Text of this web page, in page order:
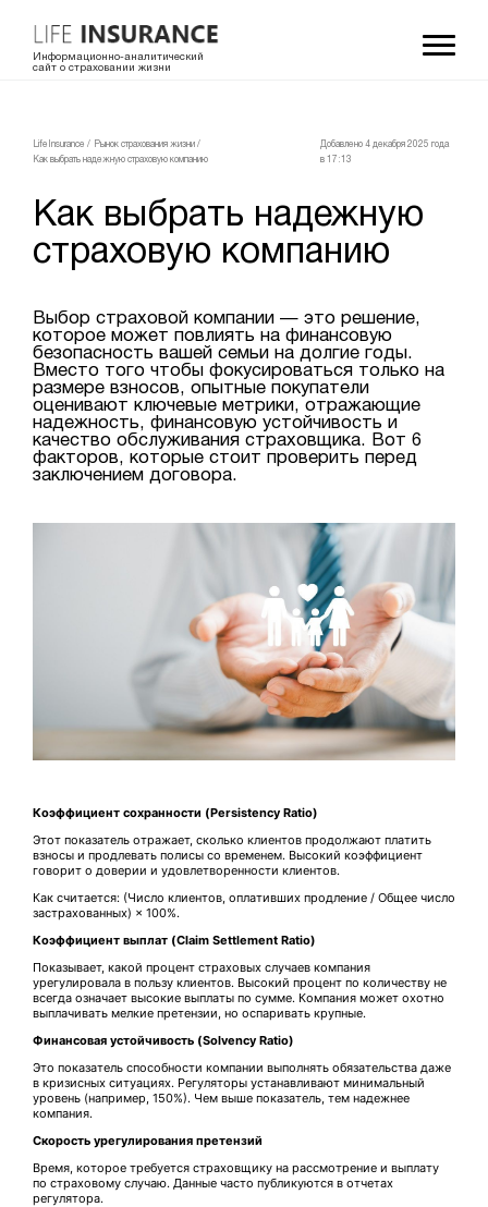
Информационно-аналитический
сайт о страховании жизни
LifeInsurance / Рынок страхования жизни /
Как выбрать надежную страховую компанию
Добавлено 4 декабря 2025 года
в 17:13
Как выбрать надежную
страховую компанию
Выбор страховой компании — это решение,
которое может повлиять на финансовую
безопасность вашей семьи на долгие годы.
Вместо того чтобы фокусироваться только на
размере взносов, опытные покупатели
оценивают ключевые метрики, отражающие
надежность, финансовую устойчивость и
качество обслуживания страховщика. Вот 6
факторов, которые стоит проверить перед
заключением договора.
Коэффициент сохранности (Persistency Ratio)
Этот показатель отражает, сколько клиентов продолжают платить
взносы и продлевать полисы со временем. Высокий коэффициент
говорит о доверии и удовлетворенности клиентов.
Как считается: (Число клиентов, оплативших продление / Общее число
застрахованных) × 100%.
Коэффициент выплат (Claim Settlement Ratio)
Показывает, какой процент страховых случаев компания
урегулировала в пользу клиентов. Высокий процент по количеству не
всегда означает высокие выплаты по сумме. Компания может охотно
выплачивать мелкие претензии, но оспаривать крупные.
Финансовая устойчивость (Solvency Ratio)
Это показатель способности компании выполнять обязательства даже
в кризисных ситуациях. Регуляторы устанавливают минимальный
уровень (например, 150%). Чем выше показатель, тем надежнее
компания.
Скорость урегулирования претензий
Время, которое требуется страховщику на рассмотрение и выплату
по страховому случаю. Данные часто публикуются в отчетах
регулятора.